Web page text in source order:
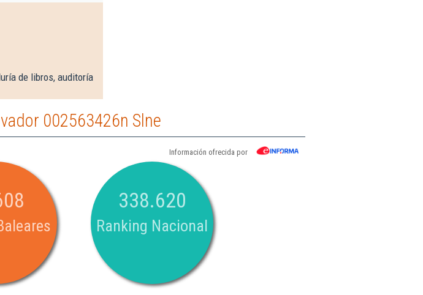
de libros, auditoría
002563426n Slne
Información ofrecida por
338.620
Ranking Nacional